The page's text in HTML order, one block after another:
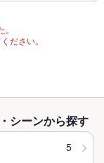
ださい。
シーンから探す
5